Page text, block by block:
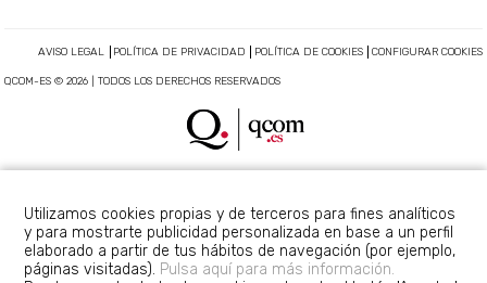
AVISO LEGAL POLÍTICA DE PRIVACIDAD POLÍTICA DE COOKIES CONFIGURAR COOKIES
QCOM-ES © 2026 | TODOS LOS DERECHOS RESERVADOS
Utilizamos cookies propias y de terceros para fines analíticos
y para mostrarte publicidad personalizada en base a un perfil
elaborado a partir de tus hábitos de navegación (por ejemplo,
páginas visitadas). Pulsa aquí para más información.